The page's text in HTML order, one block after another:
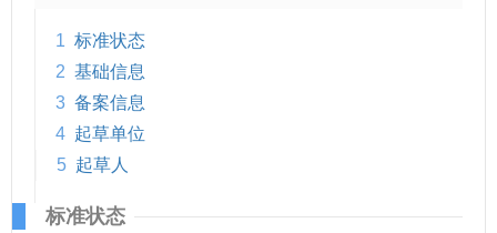
1 标准状态
2 基础信息
3 备案信息
4 起草单位
5 起草人
标准状态